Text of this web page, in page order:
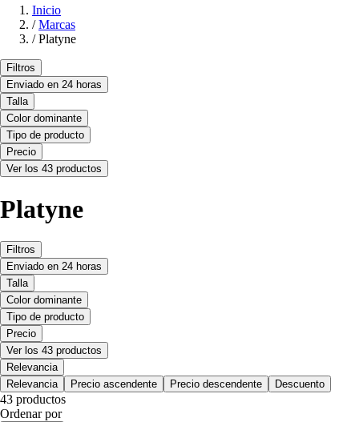
Inicio
/ Marcas
/ Platyne
Filtros
Enviado en 24 horas
Talla
Color dominante
Tipo de producto
Precio
Ver los 43 productos
Platyne
Filtros
Enviado en 24 horas
Talla
Color dominante
Tipo de producto
Precio
Ver los 43 productos
Relevancia
Relevancia
Precio ascendente Precio descendente Descuento
43 productos
Ordenar por